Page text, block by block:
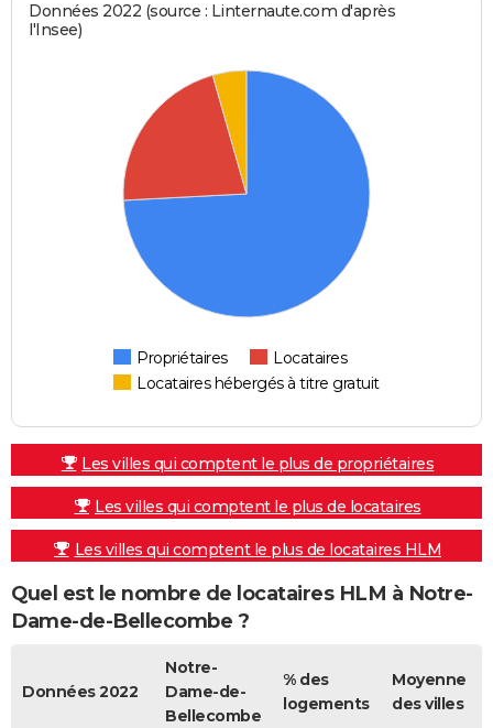
Données 2022 (source : Linternaute.com d'après
l'Insee)
Propriétaires
Locataires
Locataires hébergés à titre gratuit
Les villes qui comptent le plus de propriétaires
Les villes qui comptent le plus de locataires
Les villes qui comptent le plus de locataires HLM
Quel est le nombre de locataires HLM à Notre-
Dame-de-Bellecombe ?
Données 2022
Notre-
Dame-de-
Bellecombe
% des
logements
Moyenne
des villes